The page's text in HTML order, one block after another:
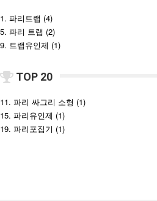
1. 파리트랩 (4)
5. 파리 트랩 (2)
9. 트랩유인제 (1)
TOP 20
11. 파리 싸그리 소형 (1)
15. 파리유인제 (1)
19. 파리포집기 (1)